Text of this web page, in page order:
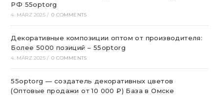
РФ 55optorg
4. MÄRZ 2025 / 0 COMMENTS
Декоративные композиции оптом от производителя:
Более 5000 позиций – 55optorg
4. MÄRZ 2025 / 0 COMMENTS
55optorg — создатель декоративных цветов
(Оптовые продажи от 10 000 ₽) База в Омске